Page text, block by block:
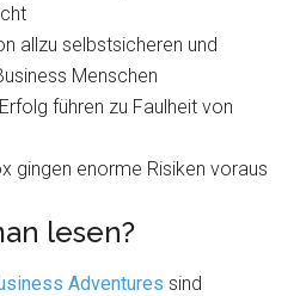
allzu selbstsicheren und
Menschen
führen zu Faulheit von
gingen enorme Risiken voraus
lesen?
Adventures sind